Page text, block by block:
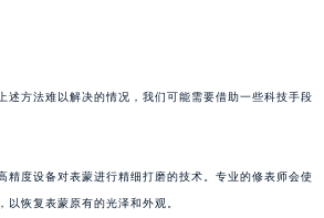
述方法难以解决的情况，我们可能需要借助一些科技手段
精度设备对表蒙进行精细打磨的技术。专业的修表师会使
以恢复表蒙原有的光泽和外观。